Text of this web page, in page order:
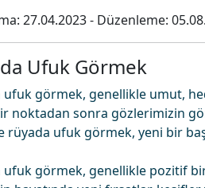
27.04.2023- Düzenleme:
Ufuk Görmek
ufuk görmek, genellikle umut,
noktadan sonra gözlerimizin
rüyada ufuk görmek, yeni bir
ufuk görmek, genellikle pozitif